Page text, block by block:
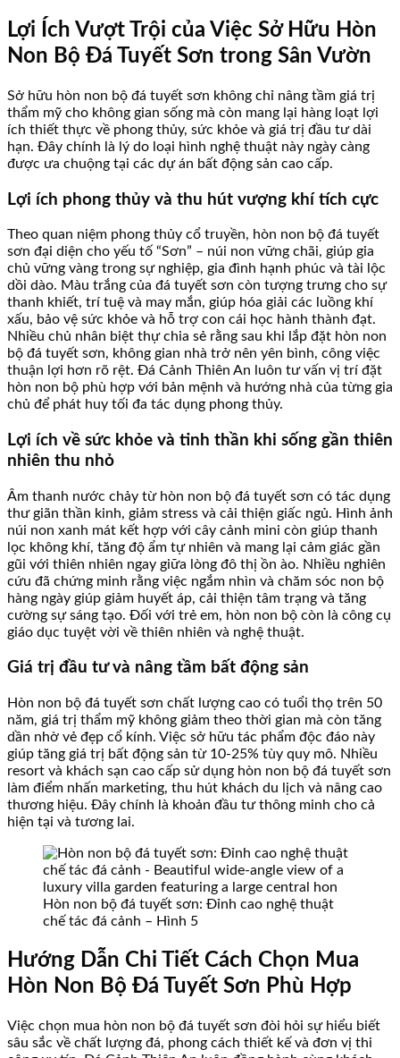
Lợi Ích Vượt Trội của Việc Sở Hữu Hòn
Non Bộ Đá Tuyết Sơn trong Sân Vườn
Sở hữu hòn non bộ đá tuyết sơn không chỉ nâng tầm giá trị
thẩm mỹ cho không gian sống mà còn mang lại hàng loạt lợi
ích thiết thực về phong thủy, sức khỏe và giá trị đầu tư dài
hạn. Đây chính là lý do loại hình nghệ thuật này ngày càng
được ưa chuộng tại các dự án bất động sản cao cấp.
Lợi ích phong thủy và thu hút vượng khí tích cực
Theo quan niệm phong thủy cổ truyền, hòn non bộ đá tuyết
sơn đại diện cho yếu tố “Sơn” – núi non vững chãi, giúp gia
chủ vững vàng trong sự nghiệp, gia đình hạnh phúc và tài lộc
dồi dào. Màu trắng của đá tuyết sơn còn tượng trưng cho sự
thanh khiết, trí tuệ và may mắn, giúp hóa giải các luồng khí
xấu, bảo vệ sức khỏe và hỗ trợ con cái học hành thành đạt.
Nhiều chủ nhân biệt thự chia sẻ rằng sau khi lắp đặt hòn non
bộ đá tuyết sơn, không gian nhà trở nên yên bình, công việc
thuận lợi hơn rõ rệt. Đá Cảnh Thiên An luôn tư vấn vị trí đặt
hòn non bộ phù hợp với bản mệnh và hướng nhà của từng gia
chủ để phát huy tối đa tác dụng phong thủy.
Lợi ích về sức khỏe và tinh thần khi sống gần thiên
nhiên thu nhỏ
Âm thanh nước chảy từ hòn non bộ đá tuyết sơn có tác dụng
thư giãn thần kinh, giảm stress và cải thiện giấc ngủ. Hình ảnh
núi non xanh mát kết hợp với cây cảnh mini còn giúp thanh
lọc không khí, tăng độ ẩm tự nhiên và mang lại cảm giác gần
gũi với thiên nhiên ngay giữa lòng đô thị ồn ào. Nhiều nghiên
cứu đã chứng minh rằng việc ngắm nhìn và chăm sóc non bộ
hàng ngày giúp giảm huyết áp, cải thiện tâm trạng và tăng
cường sự sáng tạo. Đối với trẻ em, hòn non bộ còn là công cụ
giáo dục tuyệt vời về thiên nhiên và nghệ thuật.
Giá trị đầu tư và nâng tầm bất động sản
Hòn non bộ đá tuyết sơn chất lượng cao có tuổi thọ trên 50
năm, giá trị thẩm mỹ không giảm theo thời gian mà còn tăng
dần nhờ vẻ đẹp cổ kính. Việc sở hữu tác phẩm độc đáo này
giúp tăng giá trị bất động sản từ 10-25% tùy quy mô. Nhiều
resort và khách sạn cao cấp sử dụng hòn non bộ đá tuyết sơn
làm điểm nhấn marketing, thu hút khách du lịch và nâng cao
thương hiệu. Đây chính là khoản đầu tư thông minh cho cả
hiện tại và tương lai.
Hòn non bộ đá tuyết sơn: Đỉnh cao nghệ thuật
chế tác đá cảnh – Hình 5
Hướng Dẫn Chi Tiết Cách Chọn Mua
Hòn Non Bộ Đá Tuyết Sơn Phù Hợp
Việc chọn mua hòn non bộ đá tuyết sơn đòi hỏi sự hiểu biết
sâu sắc về chất lượng đá, phong cách thiết kế và đơn vị thi